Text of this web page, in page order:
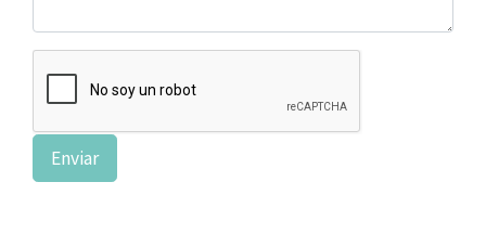
Enviar